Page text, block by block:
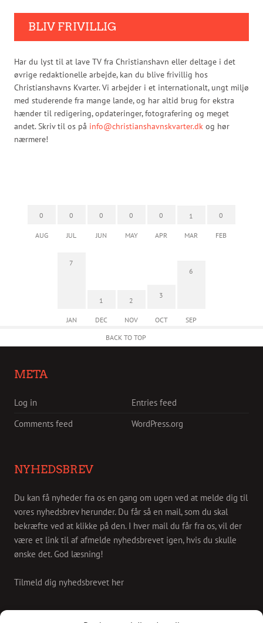
BLIV FRIVILLIG
Har du lyst til at lave TV fra Christianshavn eller deltage i det
øvrige redaktionelle arbejde, kan du blive frivillig hos
Christianshavns Kvarter. Vi arbejder i et internationalt, ungt miljø
med studerende fra mange lande, og har altid brug for ekstra
hænder til redigering, opdateringer, fotografering og meget
andet. Skriv til os på info@christianshavnskvarter.dk og hør
nærmere!
0
AUG
0
JUL
0
JUN
0
MAY
0
APR
1
MAR
0
FEB
7
JAN
1
DEC
2
NOV
3
OCT
6
SEP
BACK TO TOP
META
Log in
Entries feed
Comments feed
WordPress.org
NYHEDSBREV
Du kan få nyheder fra os en gang om ugen ved at melde dig til
vores nyhedsbrev herunder. Du får så en mail, som du skal
bekræfte ved at klikke på den. I hver mail du får fra os, vil der
være et link til af afmelde nyhedsbrevet igen, hvis du skulle
ønske det. God læsning!
Tilmeld dig nyhedsbrevet her